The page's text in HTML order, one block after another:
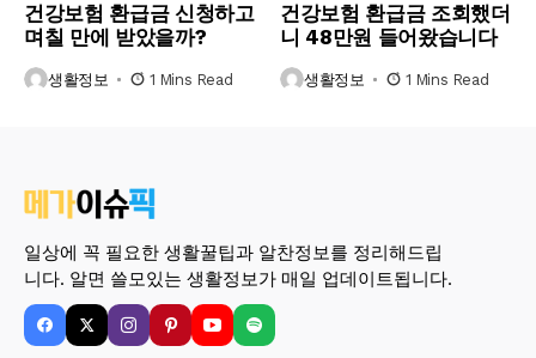
건강보험 환급금 신청하고
며칠 만에 받았을까?
생활정보 1 Mins Read
건강보험 환급금 조회했더
니 48만원 들어왔습니다
생활정보 1 Mins Read
일상에 꼭 필요한 생활꿀팁과 알찬정보를 정리해드립
니다. 알면 쓸모있는 생활정보가 매일 업데이트됩니다.